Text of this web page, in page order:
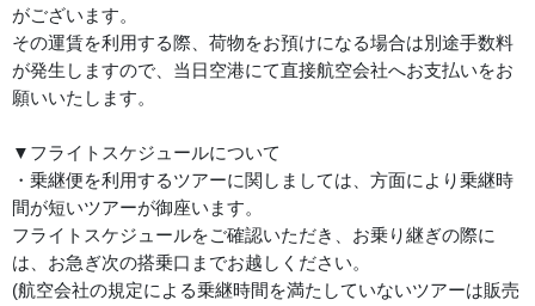
がございます。
その運賃を利用する際、荷物をお預けになる場合は別途手数料
が発生しますので、当日空港にて直接航空会社へお支払いをお
願いいたします。
▼フライトスケジュールについて
・乗継便を利用するツアーに関しましては、方面により乗継時
間が短いツアーが御座います。
フライトスケジュールをご確認いただき、お乗り継ぎの際に
は、お急ぎ次の搭乗口までお越しください。
(航空会社の規定による乗継時間を満たしていないツアーは販売